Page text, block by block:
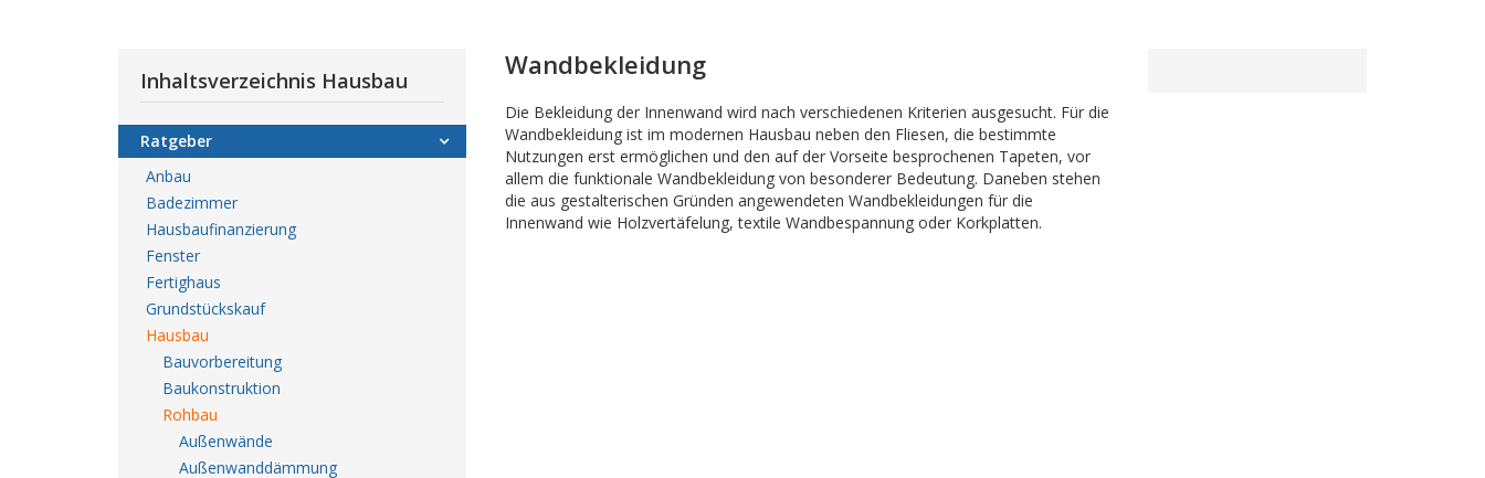
Wandbekleidung
Die Bekleidung der Innenwand wird nach verschiedenen Kriterien ausgesucht. Für die
Wandbekleidung ist im modernen Hausbau neben den Fliesen, die bestimmte
Nutzungen erst ermöglichen und den auf der Vorseite besprochenen Tapeten, vor
allem die funktionale Wandbekleidung von besonderer Bedeutung. Daneben stehen
die aus gestalterischen Gründen angewendeten Wandbekleidungen für die
Innenwand wie Holzvertäfelung, textile Wandbespannung oder Korkplatten.
Inhaltsverzeichnis Hausbau
Ratgeber
Anbau
Badezimmer
Hausbaufinanzierung
Fenster
Fertighaus
Grundstückskauf
Hausbau
Bauvorbereitung
Baukonstruktion
Rohbau
Außenwände
Außenwanddämmung